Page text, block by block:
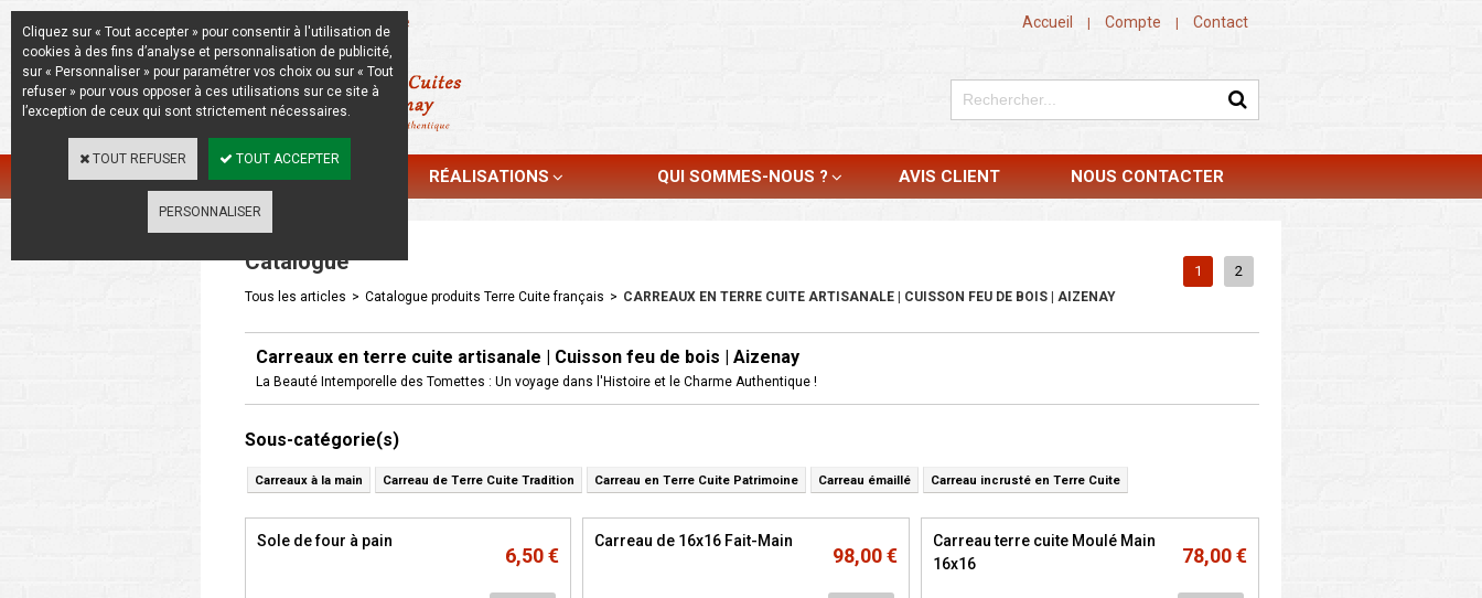
La Beauté de l'Authentique Accueil | Compte | Contact
CATALOGUE RÉALISATIONS QUI SOMMES-NOUS ? AVIS CLIENT NOUS CONTACTER
Catalogue 1 2
Tous les articles > Catalogue produits Terre Cuite français > CARREAUX EN TERRE CUITE ARTISANALE | CUISSON FEU DE BOIS | AIZENAY
Carreaux en terre cuite artisanale | Cuisson feu de bois | Aizenay
La Beauté Intemporelle des Tomettes : Un voyage dans l'Histoire et le Charme Authentique !
Sous-catégorie(s)
Carreaux à la main Carreau de Terre Cuite Tradition Carreau en Terre Cuite Patrimoine Carreau émaillé Carreau incrusté en Terre Cuite
Sole de four à pain
6,50 €
Carreau de 16x16 Fait-Main
98,00 €
Carreau terre cuite Moulé Main
16x16
78,00 €
Cliquez sur « Tout accepter » pour consentir à l'utilisation de
cookies à des fins d’analyse et personnalisation de publicité,
sur « Personnaliser » pour paramétrer vos choix ou sur « Tout
refuser » pour vous opposer à ces utilisations sur ce site à
l’exception de ceux qui sont strictement nécessaires.
TOUT REFUSER TOUT ACCEPTER
PERSONNALISER